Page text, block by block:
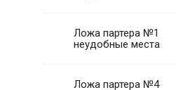
Ложа партера №1
неудобные места
Ложа партера №4